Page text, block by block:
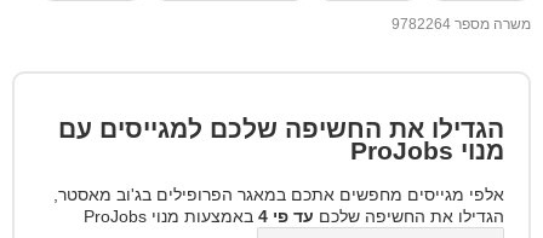
משרה מספר 9782264
הגדילו את החשיפה שלכם למגייסים עם
מנוי ProJobs
אלפי מגייסים מחפשים אתכם במאגר הפרופילים בג'וב מאסטר,
הגדילו את החשיפה שלכם עד פי 4 באמצעות מנוי ProJobs